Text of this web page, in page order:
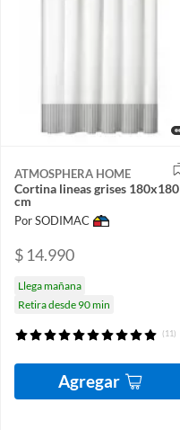
ATMOSPHERA HOME
Cortina lineas grises 180x180
cm
Por SODIMAC
$ 14.990
Llega mañana
Retira desde 90 min
(11)
Agregar